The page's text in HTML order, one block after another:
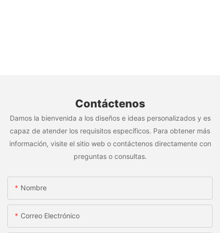
Contáctenos
Damos la bienvenida a los diseños e ideas personalizados y es
capaz de atender los requisitos específicos. Para obtener más
información, visite el sitio web o contáctenos directamente con
preguntas o consultas.
Nombre
Correo Electrónico